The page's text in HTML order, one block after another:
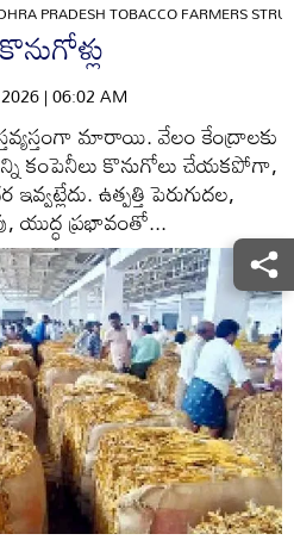
PRADESH TOBACCO FARMERS
| 06:02 AM
మారాయి. వేలం కేంద్రాలకు
కంపెనీలు కొనుగోలు చేయకపోగా,
ఉత్పత్తి పెరుగుదల,
యుద్ధ ప్రభావంతో...